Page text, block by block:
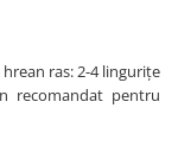
ras: 2-4 linguriţe
recomandat pentru